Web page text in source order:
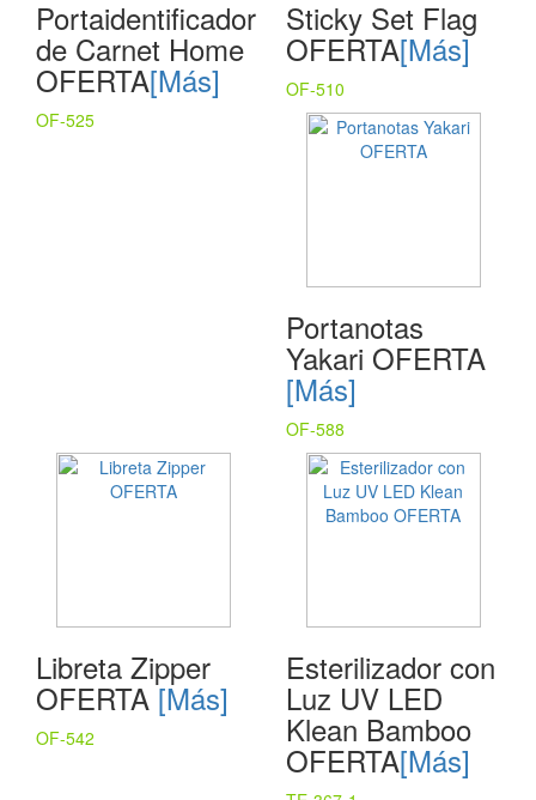
Portaidentificador
de Carnet Home
OFERTA[Más]
OF-525
Sticky Set Flag
OFERTA[Más]
OF-510
Portanotas
Yakari OFERTA
[Más]
OF-588
Libreta Zipper
OFERTA[Más]
OF-542
Esterilizador con
Luz UV LED
Klean Bamboo
OFERTA[Más]